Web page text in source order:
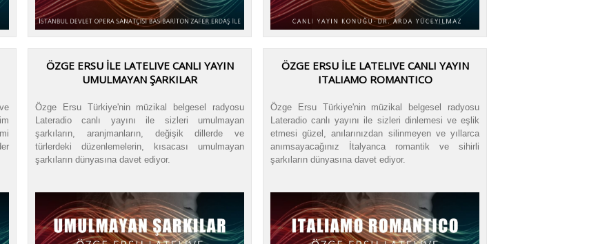
ÖZGE ERSU İLE LATELIVE CANLI YAYIN
UMULMAYAN ŞARKILAR
Özge Ersu Türkiye'nin müzikal belgesel radyosu
Lateradio canlı yayını ile sizleri umulmayan
şarkıların, aranjmanların, değişik dillerde ve
türlerdeki düzenlemelerin, kısacası umulmayan
şarkıların dünyasına davet ediyor.
ÖZGE ERSU İLE LATELIVE CANLI YAYIN
ITALIAMO ROMANTICO
Özge Ersu Türkiye'nin müzikal belgesel radyosu
Lateradio canlı yayını ile sizleri dinlemesi ve eşlik
etmesi güzel, anılarınızdan silinmeyen ve yıllarca
anımsayacağınız İtalyanca romantik ve sihirli
şarkıların dünyasına davet ediyor.